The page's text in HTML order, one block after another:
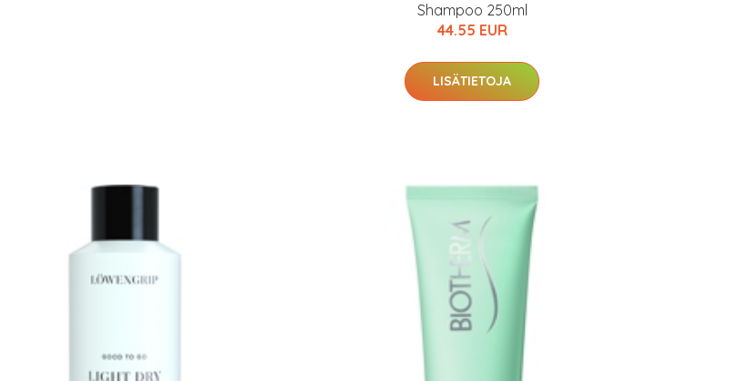
Shampoo 250ml
44.55 EUR
LISÄTIETOJA